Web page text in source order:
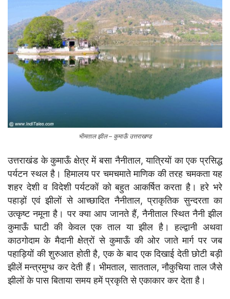
भीमताल झील – कुमाऊँ उत्तराखण्ड
उत्तराखंड के कुमाऊँ क्षेत्र में बसा नैनीताल, यात्रियों का एक प्रसिद्ध
पर्यटन स्थल है। हिमालय पर चमचमाते माणिक की तरह चमकता यह
शहर देशी व विदेशी पर्यटकों को बहुत आकर्षित करता है। हरे भरे
पहाड़ों एवं झीलों से आच्छादित नैनीताल, प्राकृतिक सुन्दरता का
उत्कृष्ट नमूना है। पर क्या आप जानते हैं, नैनीताल स्थित नैनी झील
कुमाऊँ घाटी की केवल एक ताल या झील है। हल्द्वानी अथवा
काठगोदाम के मैदानी क्षेत्रों से कुमाऊँ की ओर जाते मार्ग पर जब
पहाड़ियों की शुरुआत होती है, एक के बाद एक दिखाई देती छोटी बड़ी
झीलें मन्त्रमुग्ध कर देती हैं। भीमताल, सातताल, नौकुचिया ताल जैसे
झीलों के पास बिताया समय हमें प्रकृति से एकाकार कर देता है।